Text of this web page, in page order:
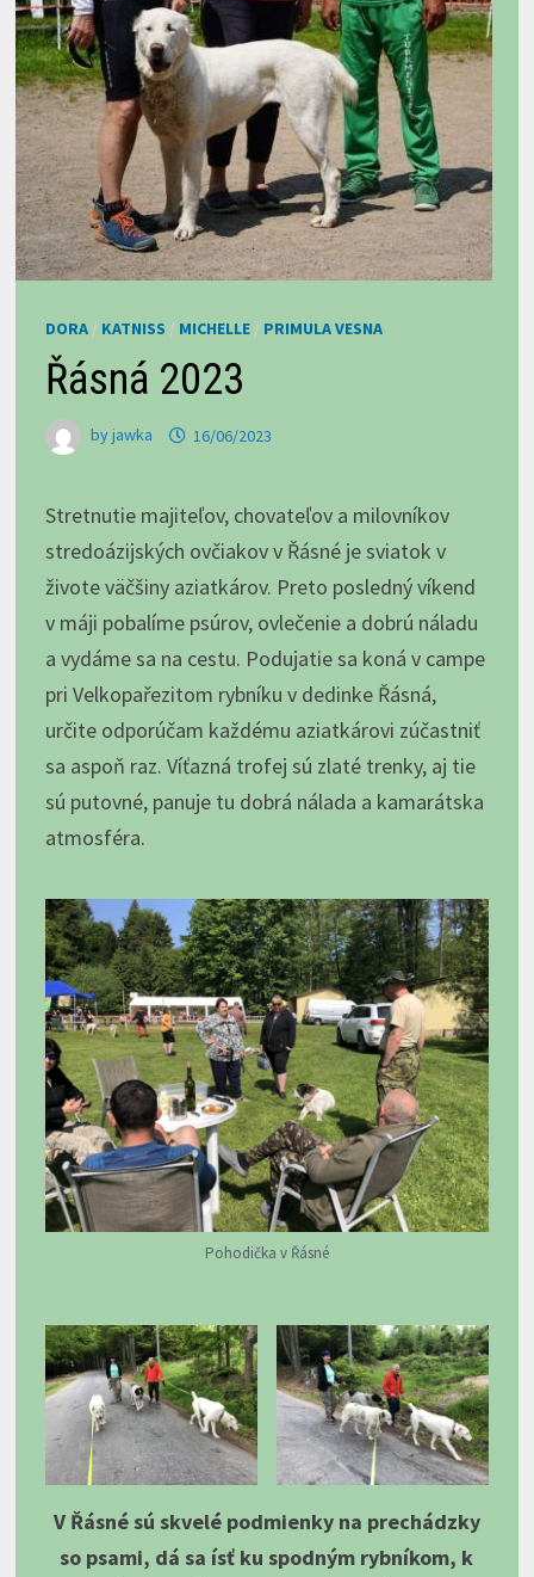
DORA/ KATNISS / MICHELLE/ PRIMULA VESNA
Řásná 2023
byjawka 16/06/2023
Stretnutie majiteľov, chovateľov a milovníkov
stredoázijských ovčiakov v Řásné je sviatok v
živote väčšiny aziatkárov. Preto posledný víkend
v máji pobalíme psúrov, ovlečenie a dobrú náladu
a vydáme sa na cestu. Podujatie sa koná v campe
pri Velkopařezitom rybníku v dedinke Řásná,
určite odporúčam každému aziatkárovi zúčastniť
sa aspoň raz. Víťazná trofej sú zlaté trenky, aj tie
sú putovné, panuje tu dobrá nálada a kamarátska
atmosféra.
Pohodička v Řásné
V Řásné sú skvelé podmienky na prechádzky
so psami, dá sa ísť ku spodným rybníkom, k